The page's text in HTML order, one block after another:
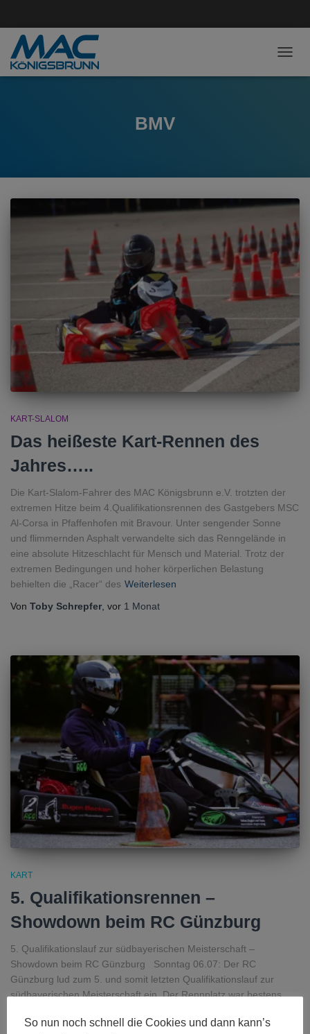
BMV
KART-SLALOM
Das heißeste Kart-Rennen des
Jahres…..
Die Kart-Slalom-Fahrer des MAC Königsbrunn e.V. trotzten der
extremen Hitze beim 4.Qualifikationsrennen des Gastgebers MSC
Al-Corsa in Pfaffenhofen mit Bravour. Unter sengender Sonne
und flimmernden Asphalt verwandelte sich das Renngelände in
eine absolute Hitzeschlacht für Mensch und Material. Trotz der
extremen Bedingungen und hoher körperlichen Belastung
behielten die „Racer“ des Weiterlesen
Von Toby Schrepfer , vor 1 Monat
KART
5. Qualifikationsrennen –
Showdown beim RC Günzburg
5. Qualifikationslauf zur südbayerischen Meisterschaft –
Showdown beim RC Günzburg Sonntag 06.07: Der RC
Günzburg lud zum 5. und somit letzten Qualifikationslauf zur
südbayerischen Meisterschaft ein. Der Rennplatz war bestens
Startplätze für die südbayerische Kart-Slalom-Meisterschaft zu
So nun noch schnell die Cookies und dann kann’s